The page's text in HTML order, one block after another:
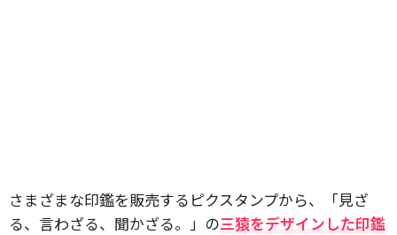
さまざまな印鑑を販売するピクスタンプから、「見ざ
る、言わざる、聞かざる。」の三猿をデザインした印鑑